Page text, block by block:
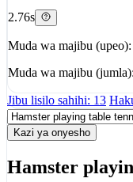
2.76s
Muda wa majibu
Muda wa majibu
Jibu lisilo sahihi: 13
Kazi ya onyesho
Hamster